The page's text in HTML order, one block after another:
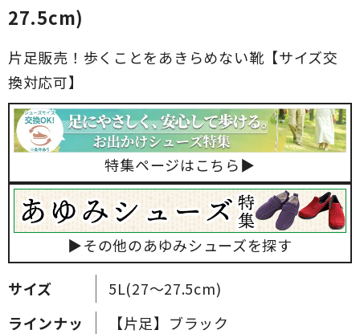
27.5cm)
片足販売！歩くことをあきらめない靴【サイズ交
換対応可】
サイズ
5L(27～27.5cm)
ラインナッ
【片足】ブラック
特集ページはこちら▶
▶その他のあゆみシューズを探す